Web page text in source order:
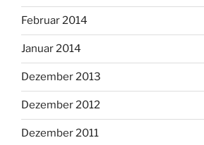
Februar 2014
Januar 2014
Dezember 2013
Dezember 2012
Dezember 2011